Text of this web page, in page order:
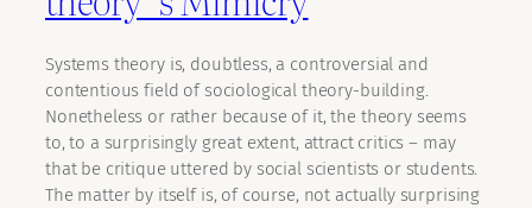
Systems theory is, doubtless, a controversial and
contentious field of sociological theory-building.
Nonetheless or rather because of it, the theory seems
to, to a surprisingly great extent, attract critics – may
that be critique uttered by social scientists or students.
The matter by itself is, of course, not actually surprising